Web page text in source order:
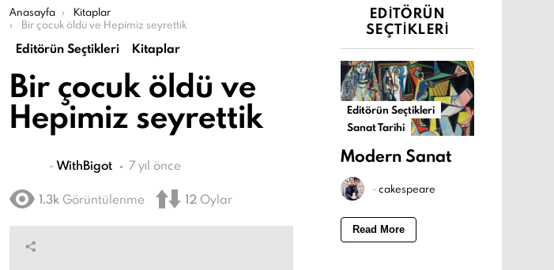
Şu an buradasın:
Anasayfa
Kitaplar
Bir çocuk öldü ve Hepimiz seyrettik
Editörün Seçtikleri Kitaplar
Bir çocuk öldü ve
Hepimiz seyrettik
- WithBigot 7 yıl önce
1.3k Görüntülenme 12 Oylar
EDITÖRÜN
SEÇTIKLERI
Editörün Seçtikleri
Sanat Tarihi
Modern Sanat
-cakespeare
Read More